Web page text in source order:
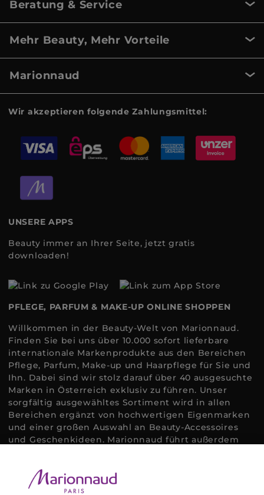
Beratung & Service
Mehr Beauty, Mehr Vorteile
Marionnaud
Wir akzeptieren folgende Zahlungsmittel:
UNSERE APPS
Beauty immer an Ihrer Seite, jetzt gratis
downloaden!
PFLEGE, PARFUM & MAKE-UP ONLINE SHOPPEN
Willkommen in der Beauty-Welt von Marionnaud.
Finden Sie bei uns über 10.000 sofort lieferbare
internationale Markenprodukte aus den Bereichen
Pflege, Parfum, Make-up und Haarpflege für Sie und
Ihn. Dabei sind wir stolz darauf über 40 ausgesuchte
Marken in Österreich exklusiv zu führen. Unser
sorgfältig ausgewähltes Sortiment wird in allen
Bereichen ergänzt von hochwertigen Eigenmarken
und einer großen Auswahl an Beauty-Accessoires
und Geschenkideen. Marionnaud führt außerdem
Bedürfnissen individuell mit der perfekten Lösung
helfen zu können. Entdecken Sie auch unsere